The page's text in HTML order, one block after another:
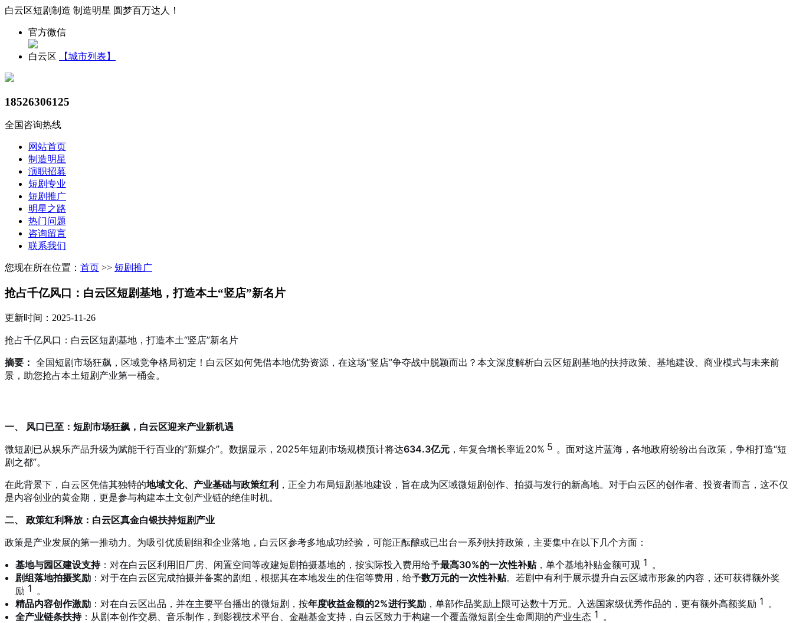
白云区短剧制造 制造明星 圆梦百万达人！
官方微信
白云区 【城市列表】
18526306125
全国咨询热线
网站首页
制造明星
演职招募
短剧专业
短剧推广
明星之路
热门问题
咨询留言
联系我们
您现在所在位置： 首页 >> 短剧推广
抢占千亿风口：白云区短剧基地，打造本土“竖店”新名片
更新时间：2025-11-26
抢占千亿风口：白云区短剧基地，打造本土“竖店”新名片
摘要： 全国短剧市场狂飙，区域竞争格局初定！白云区如何凭借本地优势资源，在这场“竖店”争夺战中脱颖而出？本文深度解析白云区短剧基地的扶持政策、基地建设、商业模式与未来前
景，助您抢占本土短剧产业第一桶金。
一、 风口已至：短剧市场狂飙，白云区迎来产业新机遇
微短剧已从娱乐产品升级为赋能千行百业的“新媒介”。数据显示，2025年短剧市场规模预计将达634.3亿元 ，年复合增长率近20% 5 。面对这片蓝海，各地政府纷纷出台政策，争相打造“短
剧之都”。
在此背景下，白云区凭借其独特的地域文化、产业基础与政策红利 ，正全力布局短剧基地建设，旨在成为区域微短剧创作、拍摄与发行的新高地。对于白云区的创作者、投资者而言，这不仅
是内容创业的黄金期，更是参与构建本土文创产业链的绝佳时机。
二、 政策红利释放：白云区真金白银扶持短剧产业
政策是产业发展的第一推动力。为吸引优质剧组和企业落地，白云区参考多地成功经验，可能正酝酿或已出台一系列扶持政策，主要集中在以下几个方面：
基地与园区建设支持：对在白云区利用旧厂房、闲置空间等改建短剧拍摄基地的，按实际投入费用给予最高30%的一次性补贴，单个基地补贴金额可观 1 。
剧组落地拍摄奖励 ：对于在白云区完成拍摄并备案的剧组，根据其在本地发生的住宿等费用，给予数万元的一次性补贴。若剧中有利于展示提升白云区城市形象的内容，还可获得额外奖
励 1 。
精品内容创作激励 ：对在白云区出品，并在主要平台播出的微短剧，按年度收益金额的2%进行奖励 ，单部作品奖励上限可达数十万元。入选国家级优秀作品的，更有额外高额奖励 1 。
全产业链条扶持：从剧本创作交易、音乐制作，到影视技术平台、金融基金支持，白云区致力于构建一个覆盖微短剧全生命周期的产业生态 1 。